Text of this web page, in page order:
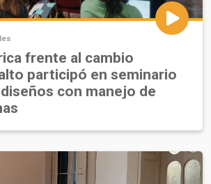
frente al cambio
participó en seminario
con manejo de